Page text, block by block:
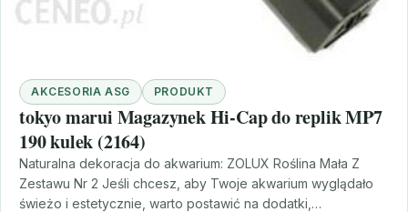
AKCESORIA ASG PRODUKT
tokyo marui Magazynek Hi-Cap do replik MP7
190 kulek (2164)
Naturalna dekoracja do akwarium: ZOLUX Roślina Mała Z
Zestawu Nr 2 Jeśli chcesz, aby Twoje akwarium wyglądało
świeżo i estetycznie, warto postawić na dodatki,…